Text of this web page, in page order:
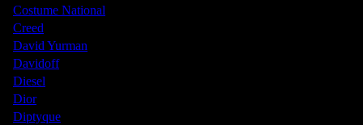
Costume National
Creed
David Yurman
Davidoff
Diesel
Dior
Diptyque